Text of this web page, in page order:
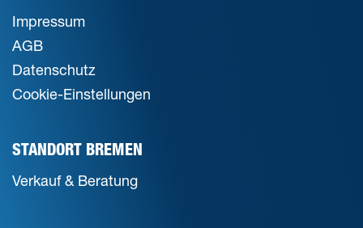
Impressum
AGB
Datenschutz
Cookie-Einstellungen
STANDORT BREMEN
Verkauf & Beratung